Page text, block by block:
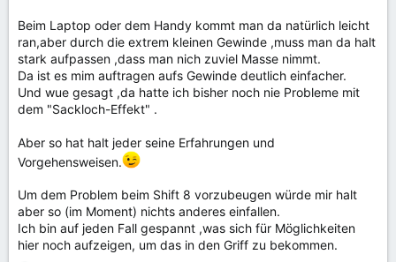
Beim Laptop oder dem Handy kommt man da natürlich leicht
ran,aber durch die extrem kleinen Gewinde ,muss man da halt
stark aufpassen ,dass man nich zuviel Masse nimmt.
Da ist es mim auftragen aufs Gewinde deutlich einfacher.
Und wue gesagt ,da hatte ich bisher noch nie Probleme mit
dem "Sackloch-Effekt" .
Aber so hat halt jeder seine Erfahrungen und
Vorgehensweisen.
Um dem Problem beim Shift 8 vorzubeugen würde mir halt
aber so (im Moment) nichts anderes einfallen.
Ich bin auf jeden Fall gespannt ,was sich für Möglichkeiten
hier noch aufzeigen, um das in den Griff zu bekommen.